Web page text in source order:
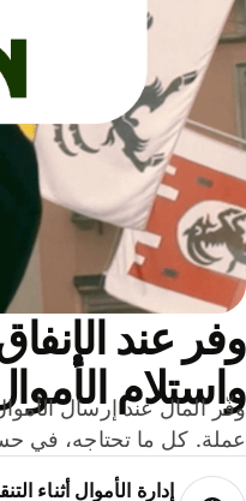
عند
الأموال
كل ما تحتاجه، في
إدارة الأموال أثناء